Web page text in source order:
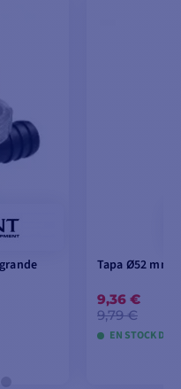
Tapa Ø52 mm
9,36 €
9,79 €
EN STOCK DEL